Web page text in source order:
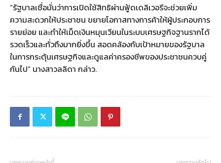
“รัฐบาลเชื่อมั่นว่าการเปิดใช้สิทธิผ่านฟู้ดเดลิเวอรีจะช่วยเพิ่ม
ความสะดวกให้ประชาชน ขยายโอกาสทางการค้าให้ผู้ประกอบการ
รายย่อย และทำให้เม็ดเงินหมุนเวียนในระบบเศรษฐกิจฐานรากได้
รวดเร็วและทั่วถึงมากยิ่งขึ้น สอดคล้องกับเป้าหมายของรัฐบาล
ในการกระตุ้นเศรษฐกิจและดูแลค่าครองชีพของประชาชนควบคู่
กันไป” นางสาวลลิดา กล่าว.